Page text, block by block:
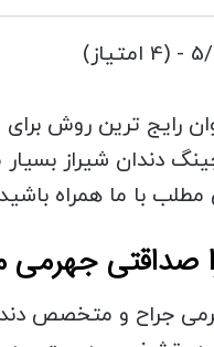
رایج ترین روش
دندان شیراز
با ما همراه
جراح و متخصص